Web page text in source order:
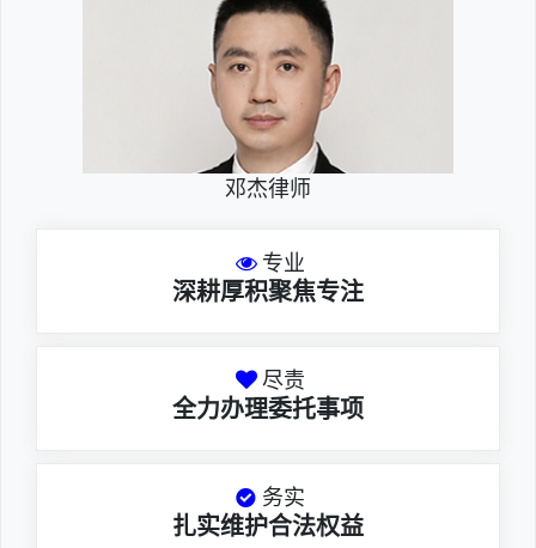
邓杰律师
专业
深耕厚积聚焦专注
尽责
全力办理委托事项
务实
扎实维护合法权益